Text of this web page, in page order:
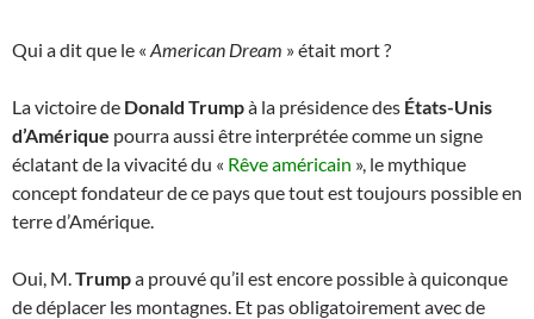
Qui a dit que le « American Dream » était mort ?
La victoire de Donald Trumpà la présidence des États-Unis
d’Amérique pourra aussi être interprétée comme un signe
éclatant de la vivacité du « Rêve américain », le mythique
concept fondateur de ce pays que tout est toujours possible en
terre d’Amérique.
Oui, M.Trumpa prouvé qu’il est encore possible à quiconque
de déplacer les montagnes. Et pas obligatoirement avec de